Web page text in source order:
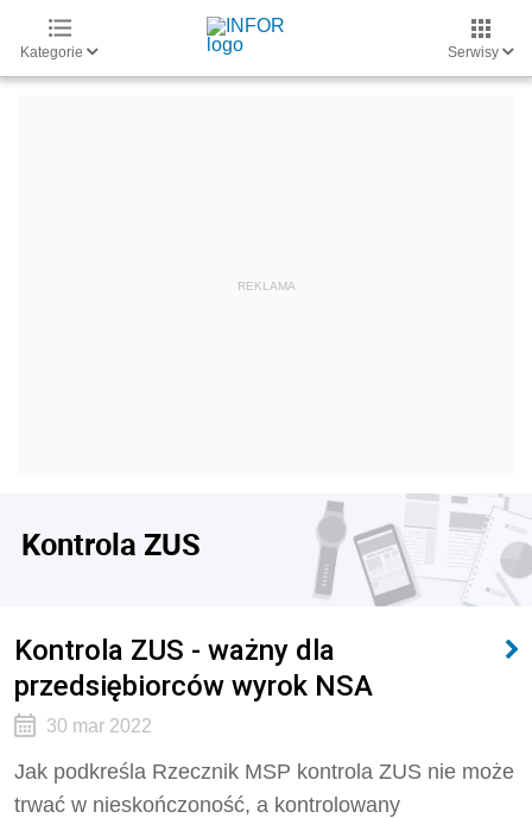
Kategorie Serwisy
Kontrola ZUS
Kontrola ZUS - ważny dla
przedsiębiorców wyrok NSA
30 mar 2022
Jak podkreśla Rzecznik MSP kontrola ZUS nie może
trwać w nieskończoność, a kontrolowany